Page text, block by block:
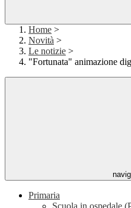
Home >
Novità >
Le notizie >
"Fortunata" animazione
Primaria